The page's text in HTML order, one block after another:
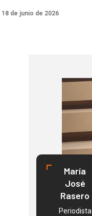
18 de junio de 2026
María
José
Rasero
Periodista